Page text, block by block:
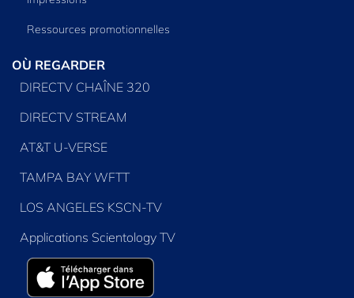
Ressources promotionnelles
OÙ REGARDER
DIRECTV CHAÎNE 320
DIRECTV STREAM
AT&T U-VERSE
TAMPA BAY WFTT
LOS ANGELES KSCN-TV
Applications Scientology TV